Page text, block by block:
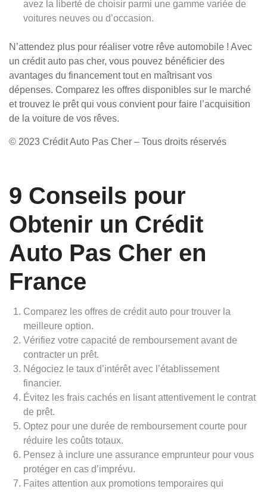
avez la liberté de choisir parmi une gamme variée de
voitures neuves ou d’occasion.
N’attendez plus pour réaliser votre rêve automobile ! Avec
un crédit auto pas cher, vous pouvez bénéficier des
avantages du financement tout en maîtrisant vos
dépenses. Comparez les offres disponibles sur le marché
et trouvez le prêt qui vous convient pour faire l’acquisition
de la voiture de vos rêves.
© 2023 Crédit Auto Pas Cher – Tous droits réservés
9 Conseils pour
Obtenir un Crédit
Auto Pas Cher en
France
Comparez les offres de crédit auto pour trouver la
meilleure option.
Vérifiez votre capacité de remboursement avant de
contracter un prêt.
Négociez le taux d’intérêt avec l’établissement
financier.
Évitez les frais cachés en lisant attentivement le contrat
de prêt.
Optez pour une durée de remboursement courte pour
réduire les coûts totaux.
Pensez à inclure une assurance emprunteur pour vous
protéger en cas d’imprévu.
Faites attention aux promotions temporaires qui